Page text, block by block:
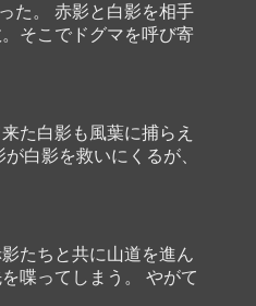
た。 赤影と白影を相手
そこでドグマを呼び寄
た白影も風葉に捕らえ
白影を救いにくるが、
たちと共に山道を進ん
喋ってしまう。 やがて